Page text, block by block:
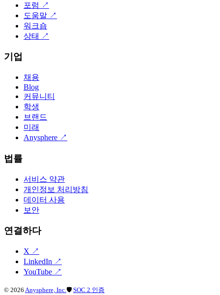
포럼 ↗
도움말 ↗
워크숍
상태 ↗
기업
채용
Blog
커뮤니티
학생
브랜드
미래
Anysphere ↗
법률
서비스 약관
개인정보 처리방침
데이터 사용
보안
연결하다
X ↗
LinkedIn ↗
YouTube ↗
© 2026 Anysphere, Inc. 🛡 SOC 2 인증